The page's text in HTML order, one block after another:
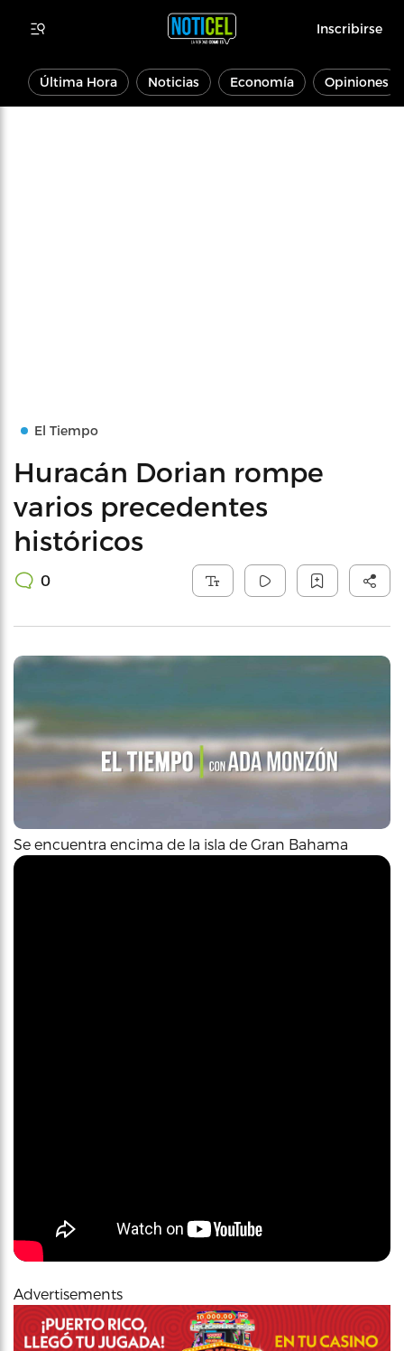
Inscribirse
Última Hora Noticias Economía Opiniones
El Tiempo
Huracán Dorian rompe
varios precedentes
históricos
0
Se encuentra encima de la isla de Gran Bahama
Advertisements